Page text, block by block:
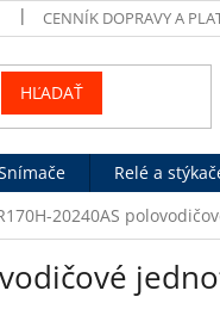
CENNÍK DOPRAVY A
HĽADAŤ
Relé a
20240AS